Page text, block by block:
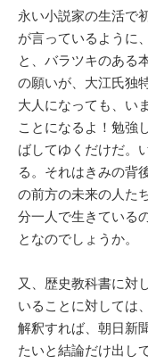
永い小説家の生活で
が言っているように
と、バラツキのある
の願いが、大江氏独
大人になっても、い
ことになるよ！勉強
ばしてゆくだけだ。
る。それはきみの背
の前方の未来の人た
分一人で生きている
となのでしょうか。
又、歴史教科書に対
いることに対しては
解釈すれば、朝日新
たいと結論だけ出し